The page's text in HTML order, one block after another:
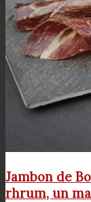
Jambon de
rhrum, un